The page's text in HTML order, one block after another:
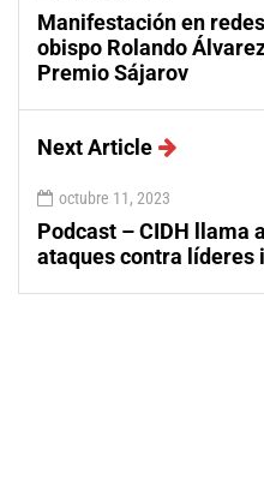
Manifestación en
obispo Rolando
Premio Sájarov
Next Article
octubre 11, 2023
Podcast – CIDH llama
ataques contra líderes